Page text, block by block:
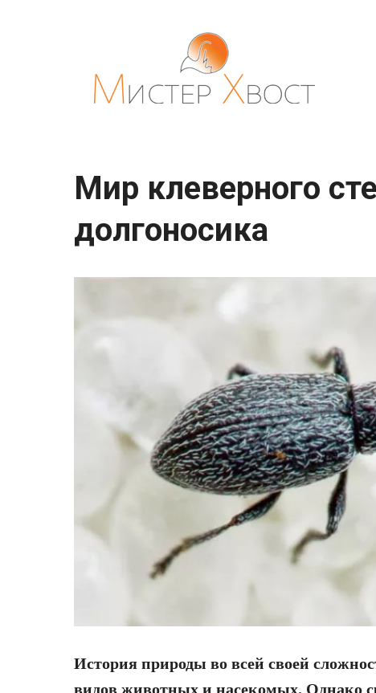
Мир клеверного
долгоносика
История природы во всей своей
видов животных и насекомых. Однако